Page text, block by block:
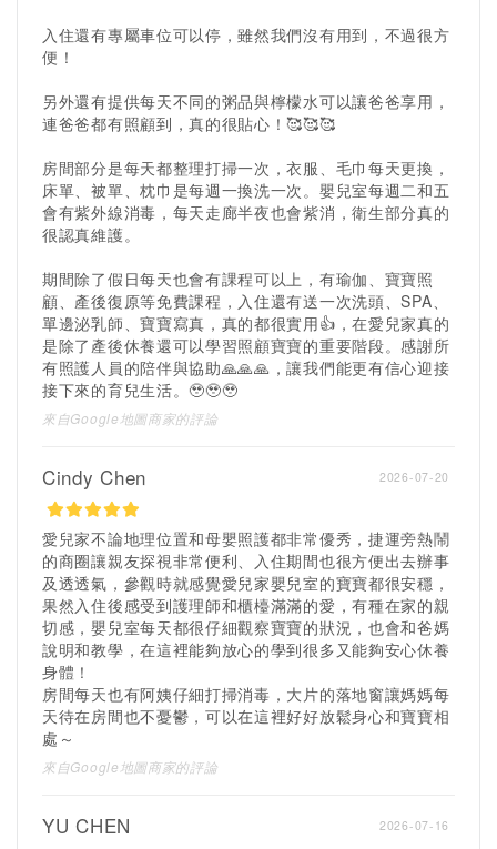
入住還有專屬車位可以停，雖然我們沒有用到，不過很方
便！
另外還有提供每天不同的粥品與檸檬水可以讓爸爸享用，
連爸爸都有照顧到，真的很貼心！🥰🥰🥰
房間部分是每天都整理打掃一次，衣服、毛巾每天更換，
床單、被單、枕巾是每週一換洗一次。嬰兒室每週二和五
會有紫外線消毒，每天走廊半夜也會紫消，衛生部分真的
很認真維護。
期間除了假日每天也會有課程可以上，有瑜伽、寶寶照
顧、產後復原等免費課程，入住還有送一次洗頭、SPA、
單邊泌乳師、寶寶寫真，真的都很實用👍，在愛兒家真的
是除了產後休養還可以學習照顧寶寶的重要階段。感謝所
有照護人員的陪伴與協助🙏🙏🙏，讓我們能更有信心迎接
接下來的育兒生活。🥹🥹🥹
來自Google地圖商家的評論
Cindy Chen 2026-07-20
愛兒家不論地理位置和母嬰照護都非常優秀，捷運旁熱鬧
的商圈讓親友探視非常便利、入住期間也很方便出去辦事
及透透氣，參觀時就感覺愛兒家嬰兒室的寶寶都很安穩，
果然入住後感受到護理師和櫃檯滿滿的愛，有種在家的親
切感，嬰兒室每天都很仔細觀察寶寶的狀況，也會和爸媽
說明和教學，在這裡能夠放心的學到很多又能夠安心休養
身體！
房間每天也有阿姨仔細打掃消毒，大片的落地窗讓媽媽每
天待在房間也不憂鬱，可以在這裡好好放鬆身心和寶寶相
處～
來自Google地圖商家的評論
YU CHEN 2026-07-16